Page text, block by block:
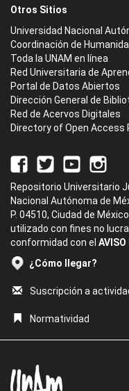
Otros Sitios
Universidad Nacional
Coordinación de
Toda la UNAM en línea
Red Universitaria de
Portal de Datos Abiertos
Dirección General de
Red de Acervos Digitales
Directory of Open Access
Repositorio Universitario
Nacional Autónoma de
P. 04510, Ciudad de
utilizado con fines no
conformidad con el AVISO
¿Cómo llegar?
Suscripción a
Normatividad